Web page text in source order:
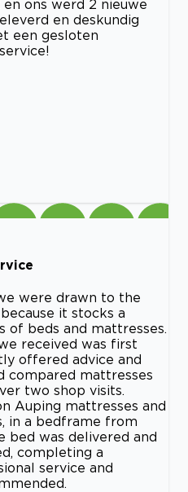
ons werd 2 nieuwe
en deskundig
een gesloten
were drawn to the
it stocks a
of beds and mattresses.
received was first
offered advice and
compared mattresses
two shop visits.
Auping mattresses and
in a bedframe from
bed was delivered and
completing a
service and